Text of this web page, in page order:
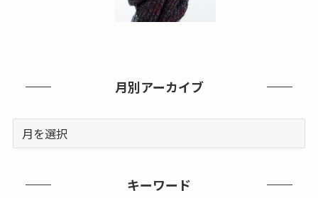
月別アーカイブ
キーワード